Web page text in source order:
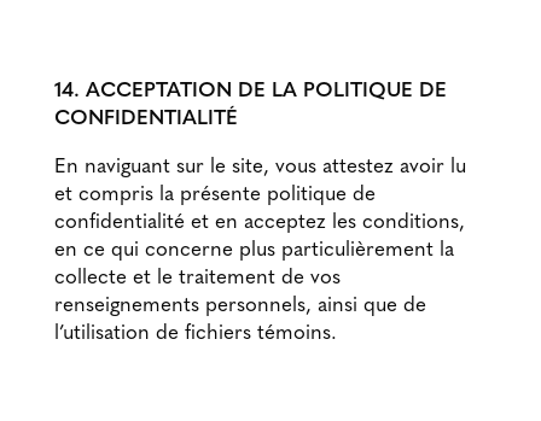
14. ACCEPTATION DE LA POLITIQUE DE
CONFIDENTIALITÉ
En naviguant sur le site, vous attestez avoir lu
et compris la présente politique de
confidentialité et en acceptez les conditions,
en ce qui concerne plus particulièrement la
collecte et le traitement de vos
renseignements personnels, ainsi que de
l’utilisation de fichiers témoins.